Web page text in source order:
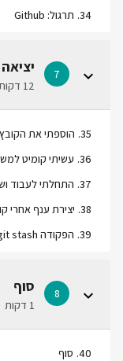
34
. תרגול: Github
7
12 דקות
35
. הוספתי את
36
. עשיתי קומיט
37
. התחלתי לעבוד
38
. יצירת ענף אחרי
39
. הפקודה git stash
8 סוף
1 דקות
40
. סוף